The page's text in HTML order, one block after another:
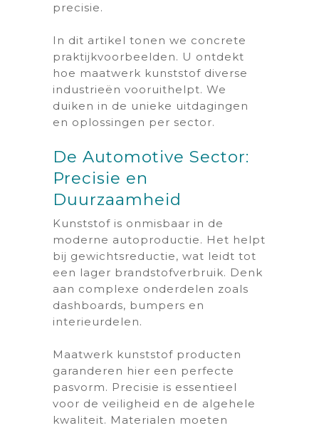
precisie.
In dit artikel tonen we concrete
praktijkvoorbeelden. U ontdekt
hoe maatwerk kunststof diverse
industrieën vooruithelpt. We
duiken in de unieke uitdagingen
en oplossingen per sector.
De Automotive Sector:
Precisie en
Duurzaamheid
Kunststof is onmisbaar in de
moderne autoproductie. Het helpt
bij gewichtsreductie, wat leidt tot
een lager brandstofverbruik. Denk
aan complexe onderdelen zoals
dashboards, bumpers en
interieurdelen.
Maatwerk kunststof producten
garanderen hier een perfecte
pasvorm. Precisie is essentieel
voor de veiligheid en de algehele
kwaliteit. Materialen moeten